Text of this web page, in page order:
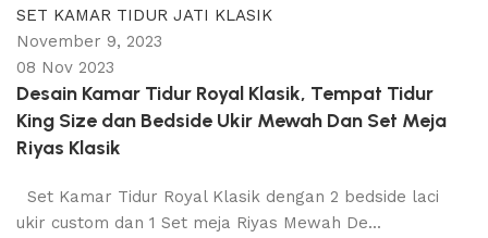
SET KAMAR TIDUR JATI KLASIK
November 9, 2023
08 Nov 2023
Desain Kamar Tidur Royal Klasik, Tempat Tidur
King Size dan Bedside Ukir Mewah Dan Set Meja
Riyas Klasik
Set Kamar Tidur Royal Klasik dengan 2 bedside laci
ukir custom dan 1 Set meja Riyas Mewah De...